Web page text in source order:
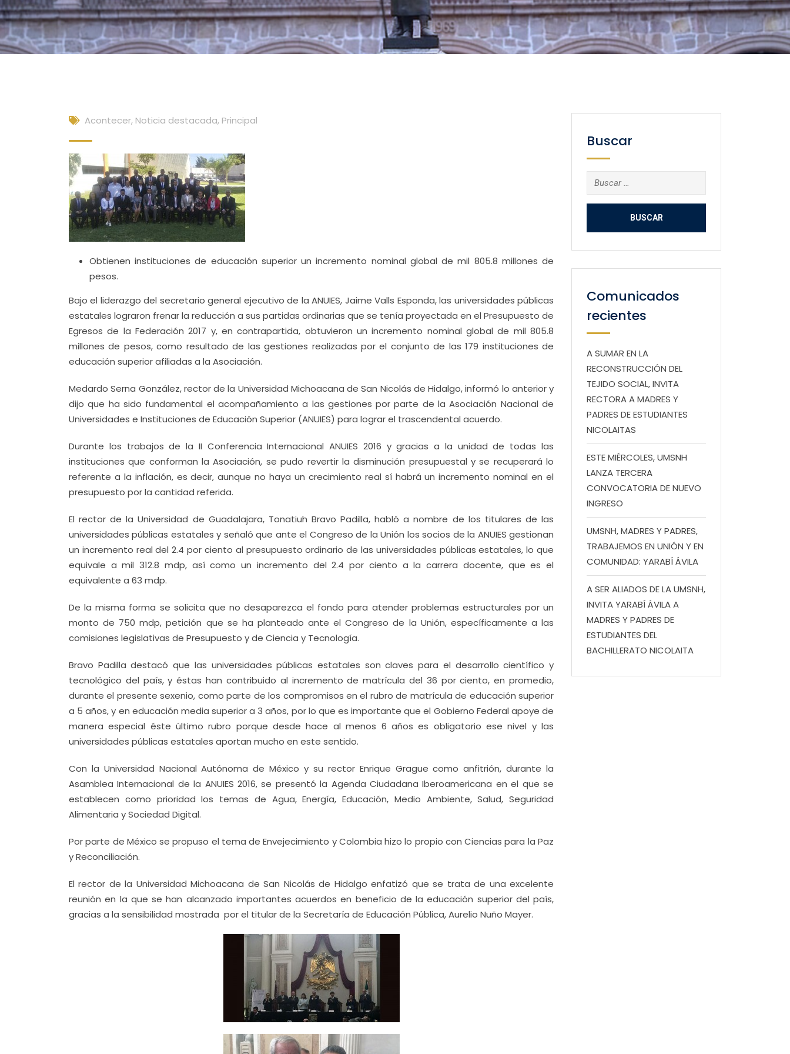
Acontecer, Noticia destacada, Principal
Obtienen instituciones de educación superior un incremento nominal global de mil 805.8 millones de
pesos.
Bajo el liderazgo del secretario general ejecutivo de la ANUIES, Jaime Valls Esponda, las universidades públicas
estatales lograron frenar la reducción a sus partidas ordinarias que se tenía proyectada en el Presupuesto de
Egresos de la Federación 2017 y, en contrapartida, obtuvieron un incremento nominal global de mil 805.8
millones de pesos, como resultado de las gestiones realizadas por el conjunto de las 179 instituciones de
educación superior afiliadas a la Asociación.
Medardo Serna González, rector de la Universidad Michoacana de San Nicolás de Hidalgo, informó lo anterior y
dijo que ha sido fundamental el acompañamiento a las gestiones por parte de la Asociación Nacional de
Universidades e Instituciones de Educación Superior (ANUIES) para lograr el trascendental acuerdo.
Durante los trabajos de la II Conferencia Internacional ANUIES 2016 y gracias a la unidad de todas las
instituciones que conforman la Asociación, se pudo revertir la disminución presupuestal y se recuperará lo
referente a la inflación, es decir, aunque no haya un crecimiento real sí habrá un incremento nominal en el
presupuesto por la cantidad referida.
El rector de la Universidad de Guadalajara, Tonatiuh Bravo Padilla, habló a nombre de los titulares de las
universidades públicas estatales y señaló que ante el Congreso de la Unión los socios de la ANUIES gestionan
un incremento real del 2.4 por ciento al presupuesto ordinario de las universidades públicas estatales, lo que
equivale a mil 312.8 mdp, así como un incremento del 2.4 por ciento a la carrera docente, que es el
equivalente a 63 mdp.
De la misma forma se solicita que no desaparezca el fondo para atender problemas estructurales por un
monto de 750 mdp, petición que se ha planteado ante el Congreso de la Unión, específicamente a las
comisiones legislativas de Presupuesto y de Ciencia y Tecnología.
Bravo Padilla destacó que las universidades públicas estatales son claves para el desarrollo científico y
tecnológico del país, y éstas han contribuido al incremento de matrícula del 36 por ciento, en promedio,
durante el presente sexenio, como parte de los compromisos en el rubro de matrícula de educación superior
a 5 años, y en educación media superior a 3 años, por lo que es importante que el Gobierno Federal apoye de
manera especial éste último rubro porque desde hace al menos 6 años es obligatorio ese nivel y las
universidades públicas estatales aportan mucho en este sentido.
Con la Universidad Nacional Autónoma de México y su rector Enrique Grague como anfitrión, durante la
Asamblea Internacional de la ANUIES 2016, se presentó la Agenda Ciudadana Iberoamericana en el que se
establecen como prioridad los temas de Agua, Energía, Educación, Medio Ambiente, Salud, Seguridad
Alimentaria y Sociedad Digital.
Por parte de México se propuso el tema de Envejecimiento y Colombia hizo lo propio con Ciencias para la Paz
y Reconciliación.
El rector de la Universidad Michoacana de San Nicolás de Hidalgo enfatizó que se trata de una excelente
reunión en la que se han alcanzado importantes acuerdos en beneficio de la educación superior del país,
gracias a la sensibilidad mostrada por el titular de la Secretaría de Educación Pública, Aurelio Nuño Mayer.
Buscar
Buscar:
Comunicados
recientes
A SUMAR EN LA
RECONSTRUCCIÓN DEL
TEJIDO SOCIAL, INVITA
RECTORA A MADRES Y
PADRES DE ESTUDIANTES
NICOLAITAS
ESTE MIÉRCOLES, UMSNH
LANZA TERCERA
CONVOCATORIA DE NUEVO
INGRESO
UMSNH, MADRES Y PADRES,
TRABAJEMOS EN UNIÓN Y EN
COMUNIDAD: YARABÍ ÁVILA
A SER ALIADOS DE LA UMSNH,
INVITA YARABÍ ÁVILA A
MADRES Y PADRES DE
ESTUDIANTES DEL
BACHILLERATO NICOLAITA